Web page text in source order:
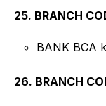
25. BRANCH
BANK BCA
26. BRANCH